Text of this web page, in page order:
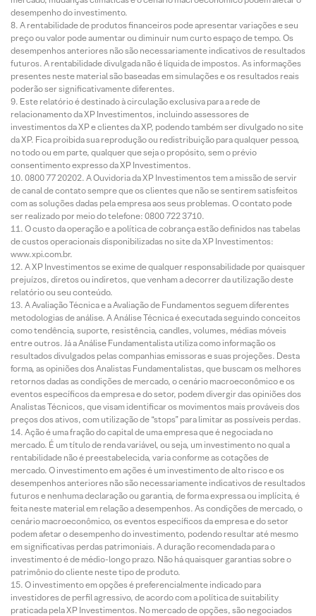
desempenho do investimento.
A rentabilidade de produtos financeiros pode apresentar variações e seu
preço ou valor pode aumentar ou diminuir num curto espaço de tempo. Os
desempenhos anteriores não são necessariamente indicativos de resultados
futuros. A rentabilidade divulgada não é líquida de impostos. As informações
presentes neste material são baseadas em simulações e os resultados reais
poderão ser significativamente diferentes.
Este relatório é destinado à circulação exclusiva para a rede de
relacionamento da XP Investimentos, incluindo assessores de
investimentos da XP e clientes da XP, podendo também ser divulgado no site
da XP. Fica proibida sua reprodução ou redistribuição para qualquer pessoa,
no todo ou em parte, qualquer que seja o propósito, sem o prévio
consentimento expresso da XP Investimentos.
0800 77 20202. A Ouvidoria da XP Investimentos tem a missão de servir
de canal de contato sempre que os clientes que não se sentirem satisfeitos
com as soluções dadas pela empresa aos seus problemas. O contato pode
ser realizado por meio do telefone: 0800 722 3710.
O custo da operação e a política de cobrança estão definidos nas tabelas
de custos operacionais disponibilizadas no site da XP Investimentos:
www.xpi.com.br.
A XP Investimentos se exime de qualquer responsabilidade por quaisquer
prejuízos, diretos ou indiretos, que venham a decorrer da utilização deste
relatório ou seu conteúdo.
A Avaliação Técnica e a Avaliação de Fundamentos seguem diferentes
metodologias de análise. A Análise Técnica é executada seguindo conceitos
como tendência, suporte, resistência, candles, volumes, médias móveis
entre outros. Já a Análise Fundamentalista utiliza como informação os
resultados divulgados pelas companhias emissoras e suas projeções. Desta
forma, as opiniões dos Analistas Fundamentalistas, que buscam os melhores
retornos dadas as condições de mercado, o cenário macroeconômico e os
eventos específicos da empresa e do setor, podem divergir das opiniões dos
Analistas Técnicos, que visam identificar os movimentos mais prováveis dos
preços dos ativos, com utilização de “stops” para limitar as possíveis perdas.
Ação é uma fração do capital de uma empresa que é negociada no
mercado. É um título de renda variável, ou seja, um investimento no qual a
rentabilidade não é preestabelecida, varia conforme as cotações de
mercado. O investimento em ações é um investimento de alto risco e os
desempenhos anteriores não são necessariamente indicativos de resultados
futuros e nenhuma declaração ou garantia, de forma expressa ou implícita, é
feita neste material em relação a desempenhos. As condições de mercado, o
cenário macroeconômico, os eventos específicos da empresa e do setor
podem afetar o desempenho do investimento, podendo resultar até mesmo
em significativas perdas patrimoniais. A duração recomendada para o
investimento é de médio-longo prazo. Não há quaisquer garantias sobre o
patrimônio do cliente neste tipo de produto.
O investimento em opções é preferencialmente indicado para
investidores de perfil agressivo, de acordo com a política de suitability
praticada pela XP Investimentos. No mercado de opções, são negociados